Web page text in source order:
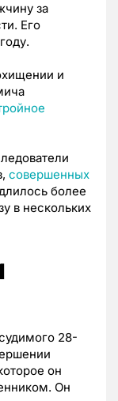
за
Его
и
совершенных
более
в нескольких
28-
он
Он